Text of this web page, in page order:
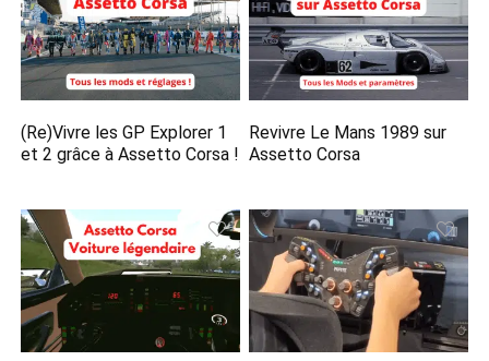
(Re)Vivre les GP Explorer 1
et 2 grâce à Assetto Corsa !
Revivre Le Mans 1989 sur
Assetto Corsa